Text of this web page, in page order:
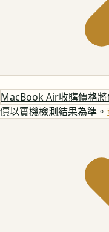
MacBook Air收購價格
價以實機檢測結果為準。